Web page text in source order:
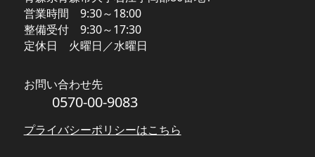
営業時間 9:30～18:00
整備受付 9:30～17:30
定休日 火曜日／水曜日
お問い合わせ先
0570-00-9083
プライバシーポリシーはこちら